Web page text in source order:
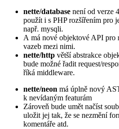
nette/database není od verze
použít i s PHP rozšířením pro
např. mysqli.
A má nové objektové API pro
vazeb mezi nimi.
nette/http větší abstrakce
bude možné řadit request/
říká middleware.
nette/neon má úplně nový
k nevídaným featurám
Zároveň bude umět načíst
uložit jej tak, že se nezmění
komentáře atd.